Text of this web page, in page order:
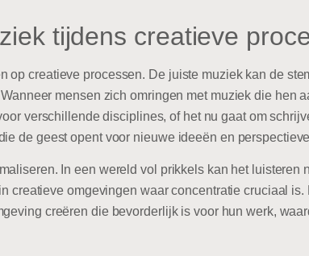
tijdens creatieve
creatieve processen. De juiste muziek kan de
mensen zich omringen met muziek die hen
verschillende disciplines, of het nu gaat om
de geest opent voor nieuwe ideeën en
In een wereld vol prikkels kan het luisteren
creatieve omgevingen waar concentratie cruciaal
creëren die bevorderlijk is voor hun werk,